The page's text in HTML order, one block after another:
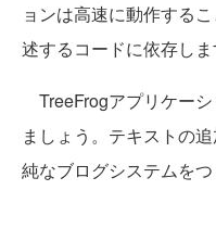
ョンは高速に動作する
述するコードに依存しま
TreeFrogアプリケー
ましょう。テキストの
純なブログシステムをつ